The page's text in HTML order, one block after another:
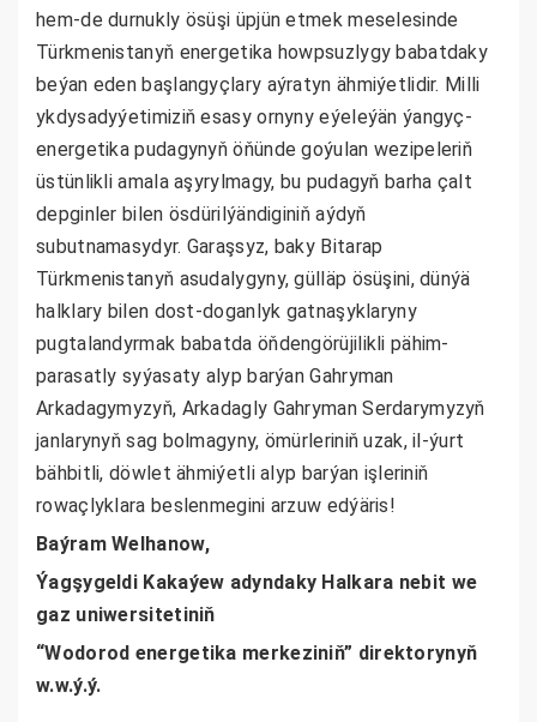
hem-de durnukly ösüşi üpjün etmek meselesinde
Türkmenistanyň energetika howpsuzlygy babatdaky
beýan eden başlangyçlary aýratyn ähmiýetlidir. Milli
ykdysadyýetimiziň esasy ornyny eýeleýän ýangyç-
energetika pudagynyň öňünde goýulan wezipeleriň
üstünlikli amala aşyrylmagy, bu pudagyň barha çalt
depginler bilen ösdürilýändiginiň aýdyň
subutnamasydyr. Garaşsyz, baky Bitarap
Türkmenistanyň asudalygyny, gülläp ösüşini, dünýä
halklary bilen dost-doganlyk gatnaşyklaryny
pugtalandyrmak babatda öňdengörüjilikli pähim-
parasatly syýasaty alyp barýan Gahryman
Arkadagymyzyň, Arkadagly Gahryman Serdarymyzyň
janlarynyň sag bolmagyny, ömürleriniň uzak, il-ýurt
bähbitli, döwlet ähmiýetli alyp barýan işleriniň
rowaçlyklara beslenmegini arzuw edýäris!
Baýram Welhanow,
Ýagşygeldi Kakaýew adyndaky Halkara nebit we
gaz uniwersitetiniň
“Wodorod energetika merkeziniň” direktorynyň
w.w.ý.ý.